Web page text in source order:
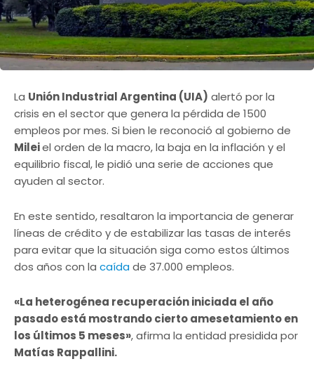
La Unión Industrial Argentina (UIA) alertó por la
crisis en el sector que genera la pérdida de 1500
empleos por mes. Si bien le reconoció al gobierno de
Mileiel orden de la macro, la baja en la inflación y el
equilibrio fiscal, le pidió una serie de acciones que
ayuden al sector.
En este sentido, resaltaron la importancia de generar
líneas de crédito y de estabilizar las tasas de interés
para evitar que la situación siga como estos últimos
dos años con la caídade 37.000 empleos.
«La heterogénea recuperación iniciada el año
pasado está mostrando cierto amesetamiento en
los últimos 5 meses», afirma la entidad presidida por
Matías Rappallini.